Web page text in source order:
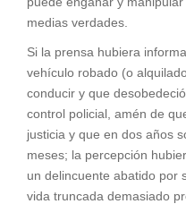
medias verdades.
Si la prensa hubiera
vehículo robado (o
conducir y que
control policial, amén de
justicia y que en dos años
meses; la percepción
un delincuente abatido por
vida truncada demasiado